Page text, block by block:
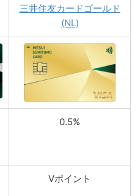
三井住友カードゴールド
(NL)
0.5%
Vポイント